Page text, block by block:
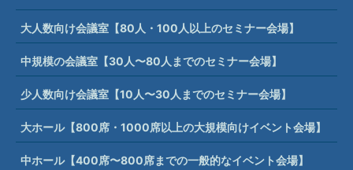
大人数向け会議室【80人・100人以上のセミナー会場】
中規模の会議室【30人〜80人までのセミナー会場】
少人数向け会議室【10人〜30人までのセミナー会場】
大ホール【800席・1000席以上の大規模向けイベント会場】
中ホール【400席〜800席までの一般的なイベント会場】